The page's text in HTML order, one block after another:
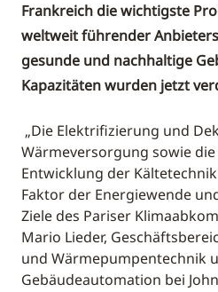
Frankreich die wichtigste
weltweit führender
gesunde und nachhaltige
Kapazitäten wurden jetzt
„Die Elektrifizierung und
Wärmeversorgung sowie
Entwicklung der
Faktor der Energiewende
Ziele des Pariser
Mario Lieder,
und Wärmepumpentechnik
Gebäudeautomation bei